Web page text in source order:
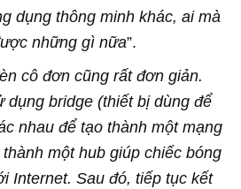
dụng thông minh khác, ai mà
những gì nữa”.
cô đơn cũng rất đơn giản.
dụng bridge (thiết bị dùng để
nhau để tạo thành một mạng
một hub giúp chiếc bóng
Internet. Sau đó, tiếp tục kết